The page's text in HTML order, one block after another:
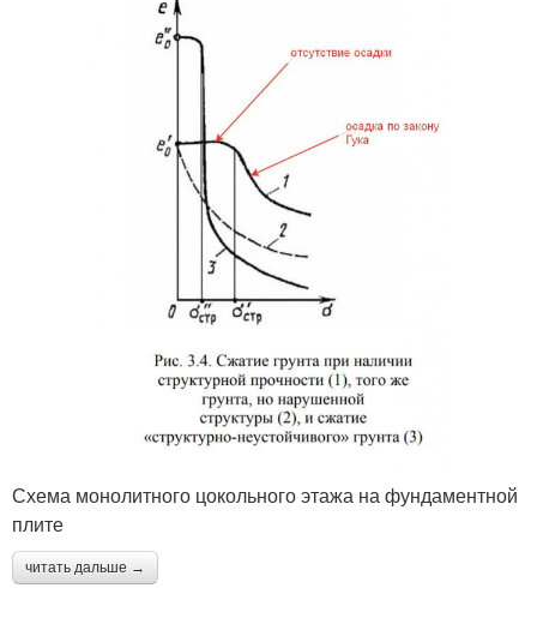
Схема монолитного цокольного этажа на фундаментной
плите
читать дальше →